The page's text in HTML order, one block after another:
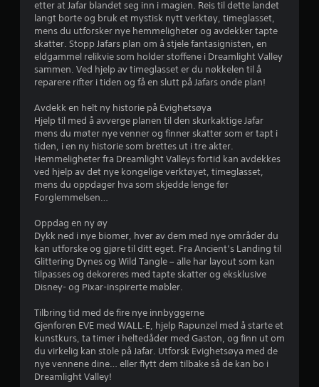
v
u
r
d
r
i
4
.
6
s
t
etter at Jafar blandet seg inn i magien. Reis til dette landet
langt borte og bruk et mystisk nytt verktøy, timeglasset,
mens du utforsker nye hemmeligheter og avdekker tapte
skatter. Stopp Jafars plan om å stjele fantasignisten, en
eldgammel relikvie som holder stoffene i Dreamlight Valley
sammen. Ved hjelp av timeglasset er du nøkkelen til å
reparere rifter i tiden og få en slutt på Jafars onde plan!
Avdekk en helt ny historie på Evighetsøya
Hjelp til med å avverge planen til den skurkaktige Jafar
mens du møter nye venner og finner skatter som er tapt i
tiden, i en ny historie som brettes ut i tre akter.
Hemmeligheter fra Dreamlight Valleys fortid kan avdekkes
ved hjelp av det nye kongelige verktøyet, timeglasset,
mens du oppdager hva som skjedde lenge før
Forglemmelsen…
Oppdag en ny øy
Dykk ned i nye biomer, hver av dem med nye områder du
kan utforske og gjøre til ditt eget. Fra Ancient’s Landing til
Glittering Dynes og Wild Tangle – alle har layout som kan
tilpasses og dekoreres med tapte skatter og eksklusive
Disney- og Pixar-inspirerte møbler.
Tilbring tid med de fire nye innbyggerne
Gjenforen EVE med WALL·E, hjelp Rapunzel med å starte et
kunstkurs, ta timer i heltedåder med Gaston, og finn ut om
du virkelig kan stole på Jafar. Utforsk Evighetsøya med de
nye vennene dine… eller flytt dem tilbake så de kan bo i
Dreamlight Valley!